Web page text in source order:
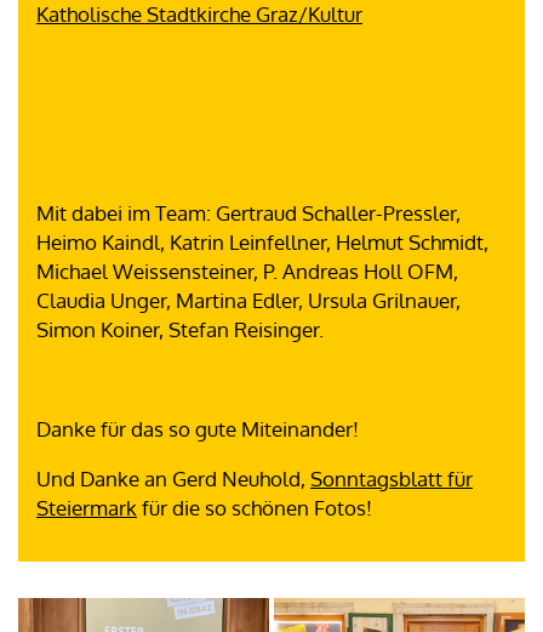
Katholische Stadtkirche Graz/Kultur
Mit dabei im Team: Gertraud Schaller-Pressler,
Heimo Kaindl, Katrin Leinfellner, Helmut Schmidt,
Michael Weissensteiner, P. Andreas Holl OFM,
Claudia Unger, Martina Edler, Ursula Grilnauer,
Simon Koiner, Stefan Reisinger.
Danke für das so gute Miteinander!
Und Danke an Gerd Neuhold, Sonntagsblatt für
Steiermarkfür die so schönen Fotos!